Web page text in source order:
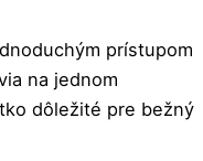
prístupom
na jednom
dôležité pre bežný